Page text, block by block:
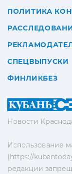
Новости
Использование
(https://
редакции
ПОЛИТИКА
СПЕЦВЫПУСКИ
ФИНЛИКБЕЗ